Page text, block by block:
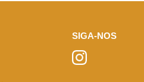
SIGA-NOS